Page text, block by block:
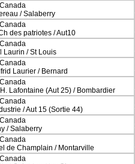
/ Salaberry
des patriotes / Aut10
Laurin / St Louis
Laurier / Bernard
Lafontaine (Aut 25) / Bombardier
/ Aut 15 (Sortie 44)
/ Salaberry
de Champlain / Montarville